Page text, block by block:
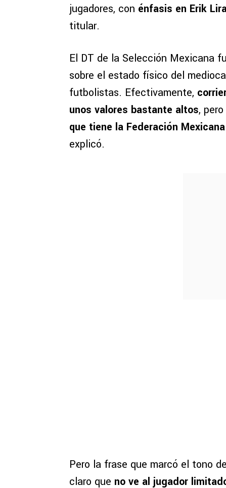
jugadores, con énfasis en Erik
titular.
El DT de la Selección Mexicana
sobre el estado físico del
futbolistas. Efectivamente,
unos valores bastante altos, pero
que tiene la Federación
explicó.
Pero la frase que marcó el tono
claro que no ve al jugador